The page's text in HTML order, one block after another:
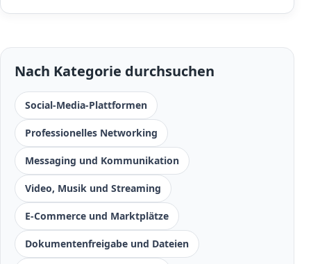
Nach Kategorie durchsuchen
Social-Media-Plattformen
Professionelles Networking
Messaging und Kommunikation
Video, Musik und Streaming
E-Commerce und Marktplätze
Dokumentenfreigabe und Dateien